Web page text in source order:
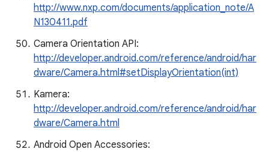
http://www.nxp.com/documents/application_note/A
N130411.pdf
Camera Orientation API:
http://developer.android.com/reference/android/har
dware/Camera.html#setDisplayOrientation(int)
Kamera:
http://developer.android.com/reference/android/har
dware/Camera.html
Android Open Accessories: